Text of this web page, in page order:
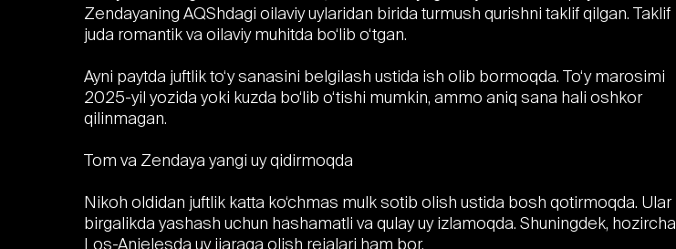
Zendayaning AQShdagi oilaviy uylaridan birida turmush qurishni taklif qilgan. Taklif
juda romantik va oilaviy muhitda bo‘lib o‘tgan.
Ayni paytda juftlik to‘y sanasini belgilash ustida ish olib bormoqda. To‘y marosimi
2025-yil yozida yoki kuzda bo‘lib o‘tishi mumkin, ammo aniq sana hali oshkor
qilinmagan.
Tom va Zendaya yangi uy qidirmoqda
Nikoh oldidan juftlik katta ko‘chmas mulk sotib olish ustida bosh qotirmoqda. Ular
birgalikda yashash uchun hashamatli va qulay uy izlamoqda. Shuningdek, hozircha
Los-Anjelesda uy ijaraga olish rejalari ham bor.